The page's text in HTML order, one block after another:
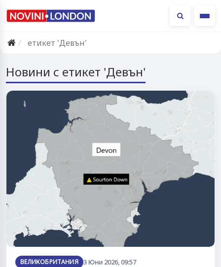
етикет 'Девън'
Новини с етикет 'Девън'
ВЕЛИКОБРИТАНИЯ 3 Юни 2026, 09:57